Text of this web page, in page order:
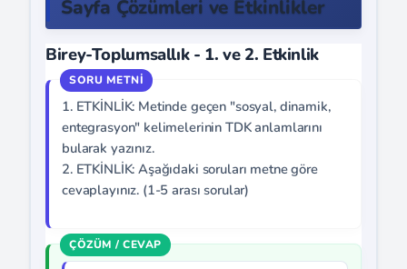
Sayfa Çözümleri ve Etkinlikler
Birey-Toplumsallık - 1. ve 2. Etkinlik
1. ETKİNLİK: Metinde geçen "sosyal, dinamik,
entegrasyon" kelimelerinin TDK anlamlarını
bularak yazınız.
2. ETKİNLİK: Aşağıdaki soruları metne göre
cevaplayınız. (1-5 arası sorular)